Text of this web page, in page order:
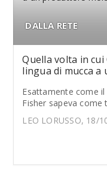
DALLA RETE
Quella volta in
lingua di mucca
Esattamente come
Fisher sapeva come
LEO LORUSSO, 18/